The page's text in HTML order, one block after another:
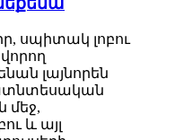
սպիտակ լոբու
լայնորեն
մեջ,
և այլ